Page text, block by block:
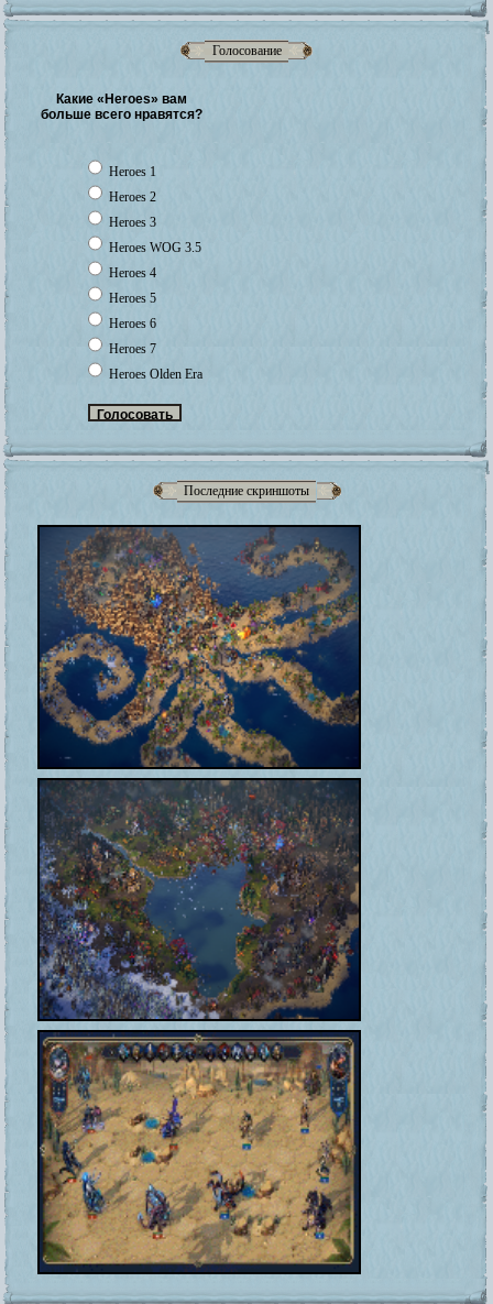
Голосование
Какие «Heroes» вам
больше всего нравятся?
Heroes 1
Heroes 2
Heroes 3
Heroes WOG 3.5
Heroes 4
Heroes 5
Heroes 6
Heroes 7
Heroes Olden Era
Последние скриншоты